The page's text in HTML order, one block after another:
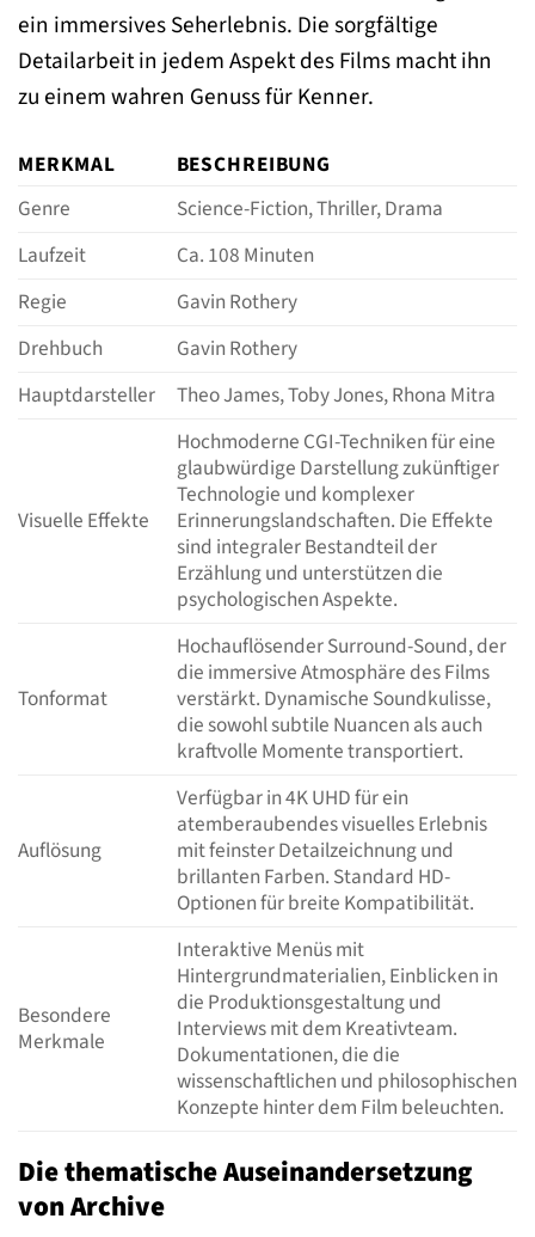
ein immersives Seherlebnis. Die sorgfältige
Detailarbeit in jedem Aspekt des Films macht ihn
zu einem wahren Genuss für Kenner.
MERKMAL
BESCHREIBUNG
Genre
Science-Fiction, Thriller, Drama
Laufzeit
Ca. 108 Minuten
Regie
Gavin Rothery
Drehbuch
Gavin Rothery
Hauptdarsteller
Theo James, Toby Jones, Rhona Mitra
Visuelle Effekte
Hochmoderne CGI-Techniken für eine
glaubwürdige Darstellung zukünftiger
Technologie und komplexer
Erinnerungslandschaften. Die Effekte
sind integraler Bestandteil der
Erzählung und unterstützen die
psychologischen Aspekte.
Tonformat
Hochauflösender Surround-Sound, der
die immersive Atmosphäre des Films
verstärkt. Dynamische Soundkulisse,
die sowohl subtile Nuancen als auch
kraftvolle Momente transportiert.
Auflösung
Verfügbar in 4K UHD für ein
atemberaubendes visuelles Erlebnis
mit feinster Detailzeichnung und
brillanten Farben. Standard HD-
Optionen für breite Kompatibilität.
Besondere
Merkmale
Interaktive Menüs mit
Hintergrundmaterialien, Einblicken in
die Produktionsgestaltung und
Interviews mit dem Kreativteam.
Dokumentationen, die die
wissenschaftlichen und philosophischen
Konzepte hinter dem Film beleuchten.
Die thematische Auseinandersetzung
von Archive